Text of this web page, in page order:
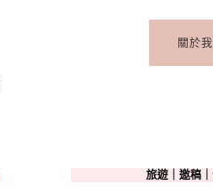
關於
旅遊｜邀稿